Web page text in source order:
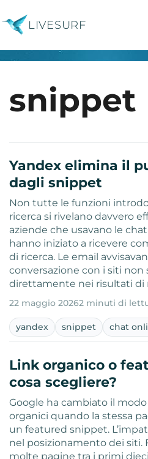
LIVESURF
snippet
Yandex elimina il
dagli snippet
Non tutte le funzioni
ricerca si rivelano davvero
aziende che usavano le
hanno iniziato a ricevere
di ricerca. Le email
conversazione con i siti
direttamente nei risultati di
22 maggio 20262 minuti di
yandex snippet chat
Link organico o
cosa scegliere?
Google ha cambiato il
organici quando la stessa
un featured snippet.
nel posizionamento dei siti.
molte pagine tra i primi